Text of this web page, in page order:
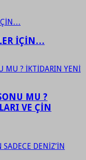
İÇİN…
MU ?
VE ÇİN